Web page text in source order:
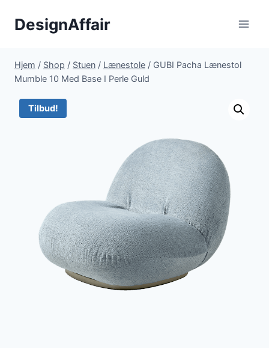
DesignAffair
Hjem / Shop / Stuen / Lænestole / GUBI Pacha Lænestol
Mumble 10 Med Base I Perle Guld
Tilbud!